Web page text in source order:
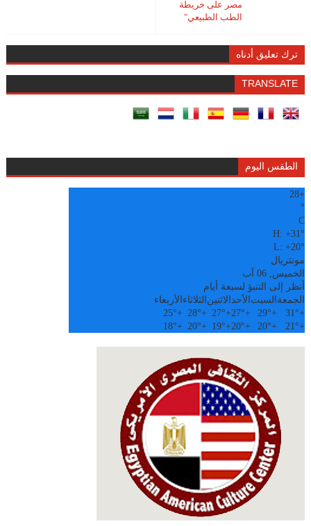
مصر على خريطة
الطب الطبيعي"
ترك تعليق أدناه
TRANSLATE
الطقس اليوم
+
28
°
C
H:+31°
L:+20°
مونتريال
الخميس, 06 آب
أنظر إلى التنبؤ لسبعة أيام
الجمعة السبت الأحدالاثنين الثلاثاء الأربعاء
+
31°
+
29°
+
27°
+
27°
+
28°
+
25°
+
21°
+
20°
+
20°
+
19°
+
20°
+
18°